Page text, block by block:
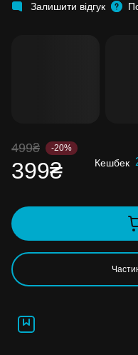
Залишити відгук
499₴ -20%
399₴ Кешбек